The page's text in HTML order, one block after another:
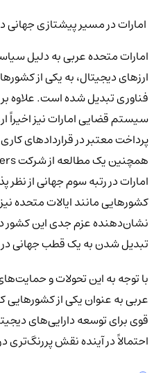
امارات در مسیر پیشتازی جهانی
امارات متحده عربی به دلیل
ارزهای دیجیتال، به یکی از
فناوری تبدیل شده است. علاوه بر
سیستم قضایی امارات نیز اخیراً
پرداخت معتبر در قراردادهای
امارات در رتبه سوم جهانی از نظر
کشورهایی مانند ایالات متحده
نشان‌دهنده عزم جدی این کشور
تبدیل شدن به یک قطب جهانی در
با توجه به این تحولات و
عربی به عنوان یکی از کشورهایی
قوی برای توسعه دارایی‌های
احتمالاً در آینده نقش